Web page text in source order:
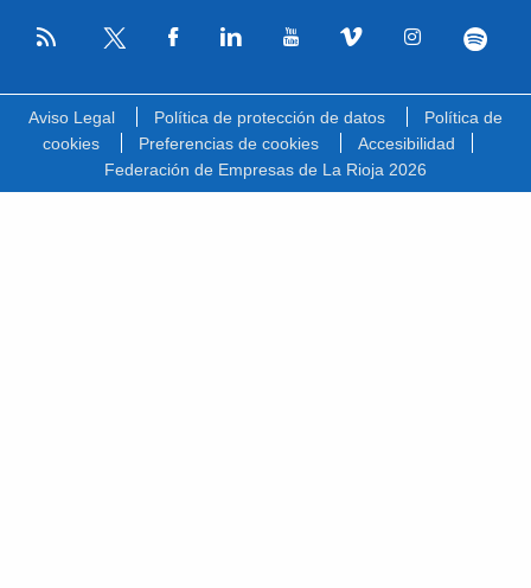
RSS
Aviso Legal Política de protección de datos
Política de
cookies
Preferencias de cookies
Accesibilidad
Federación de Empresas de La Rioja 2026